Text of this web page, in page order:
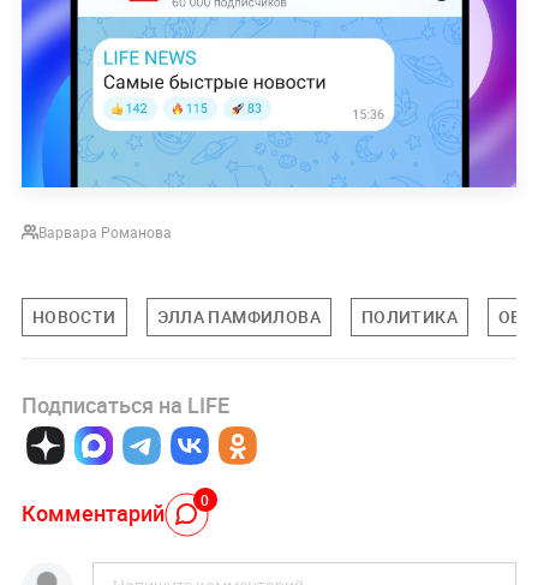
Варвара Романова
НОВОСТИ ЭЛЛА ПАМФИЛОВА ПОЛИТИКА
Подписаться на LIFE
Комментарий 0